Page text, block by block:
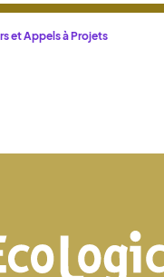
et Appels à Projets